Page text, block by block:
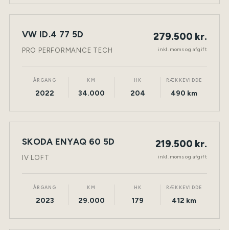
NY BIL ELEKTRISK TØNDER
VW ID.4 77 5D
PRO PERFORMANCE TECH
279.500 kr.
inkl. moms og afgift
ÅRGANG
2022
KM
34.000
HK
204
RÆKKEVIDDE
490 km
NY BIL ELEKTRISK TØNDER
SKODA ENYAQ 60 5D
IV LOFT
219.500 kr.
inkl. moms og afgift
ÅRGANG
2023
KM
29.000
HK
179
RÆKKEVIDDE
412 km